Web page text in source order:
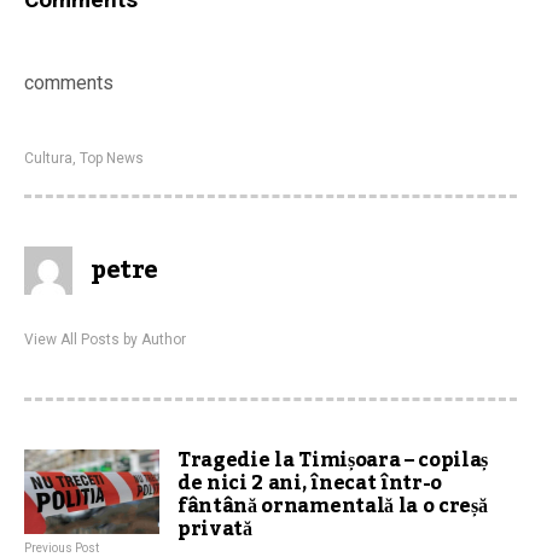
comments
Cultura, Top News
petre
View All Posts by Author
Tragedie la Timișoara – copilaș
de nici 2 ani, înecat într-o
fântână ornamentală la o creșă
privată
Previous Post